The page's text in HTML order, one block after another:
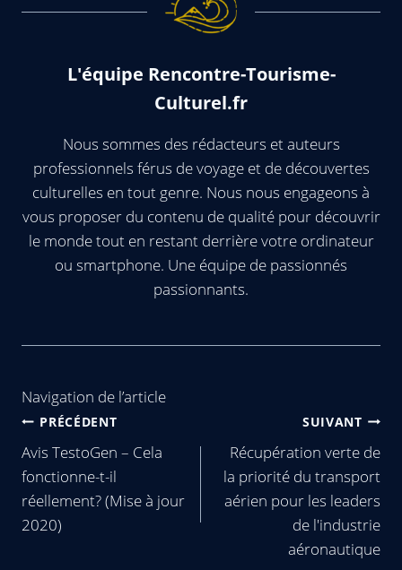
L'équipe Rencontre-Tourisme-
Culturel.fr
Nous sommes des rédacteurs et auteurs
professionnels férus de voyage et de découvertes
culturelles en tout genre. Nous nous engageons à
vous proposer du contenu de qualité pour découvrir
le monde tout en restant derrière votre ordinateur
ou smartphone. Une équipe de passionnés
passionnants.
Navigation de l’article
PRÉCÉDENT
Avis TestoGen – Cela
fonctionne-t-il
réellement? (Mise à jour
2020)
SUIVANT
Récupération verte de
la priorité du transport
aérien pour les leaders
de l'industrie
aéronautique